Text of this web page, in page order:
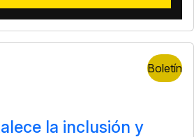
Boletín
la inclusión y